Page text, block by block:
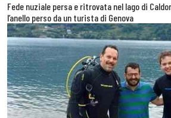
Fede nuziale persa e ritrovata nel lago di
l’anello perso da un turista di Genova